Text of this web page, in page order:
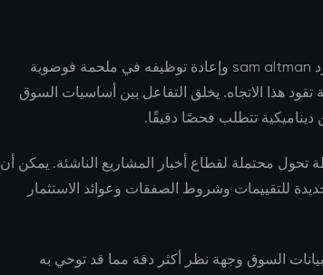
يكشف تحليل أعمق لـ دراما openai: طرد sam altman وإعادة توظيفه في ملحمة فوضوية
هذا الاتجاه. يخلق التفاعل بين أساسيات السوق
تتطلب فحصًا دقيقًا.
الصناعة إلى عام 2023 كنقطة تحول محتملة لقطاع أخبار المشاريع الناشئة. يمكن أن
للتقييمات وشروط الصفقات وعوائد الاستثمار
السوق وجهة نظر أكثر دقة مما قد توحي به